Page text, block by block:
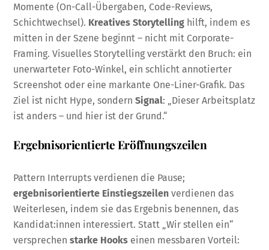
Momente (On-Call-Übergaben, Code-Reviews,
Schichtwechsel). Kreatives Storytelling hilft, indem es
mitten in der Szene beginnt – nicht mit Corporate-
Framing. Visuelles Storytelling verstärkt den Bruch: ein
unerwarteter Foto-Winkel, ein schlicht annotierter
Screenshot oder eine markante One-Liner-Grafik. Das
Ziel ist nicht Hype, sondernSignal: „Dieser Arbeitsplatz
ist anders – und hier ist der Grund.“
Ergebnisorientierte Eröffnungszeilen
Pattern Interrupts verdienen die Pause;
ergebnisorientierte Einstiegszeilen verdienen das
Weiterlesen, indem sie das Ergebnis benennen, das
Kandidat:innen interessiert. Statt „Wir stellen ein“
versprechenstarke Hooks einen messbaren Vorteil: